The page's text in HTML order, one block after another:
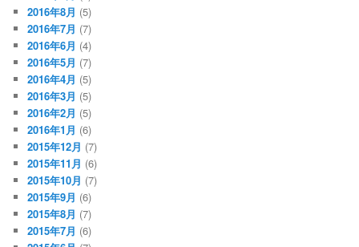
2016年8月 (5)
2016年7月 (7)
2016年6月 (4)
2016年5月 (7)
2016年4月 (5)
2016年3月 (5)
2016年2月 (5)
2016年1月 (6)
2015年12月 (7)
2015年11月 (6)
2015年10月 (7)
2015年9月 (6)
2015年8月 (7)
2015年7月 (6)